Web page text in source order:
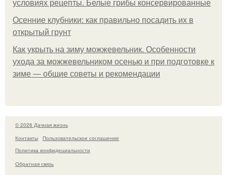
условиях рецепты. Белые грибы консервированные
Осенние клубники: как правильно посадить их в
открытый грунт
Как укрыть на зиму можжевельник. Особенности
ухода за можжевельником осенью и при подготовке к
зиме — общие советы и рекомендации
© 2026 Дачная жизнь
Контакты
Пользовательское соглашение
Политика конфидециальности
Обратная связь